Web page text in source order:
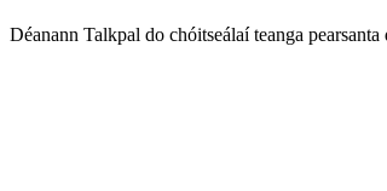
Déanann Talkpal do chóitseálaí teanga